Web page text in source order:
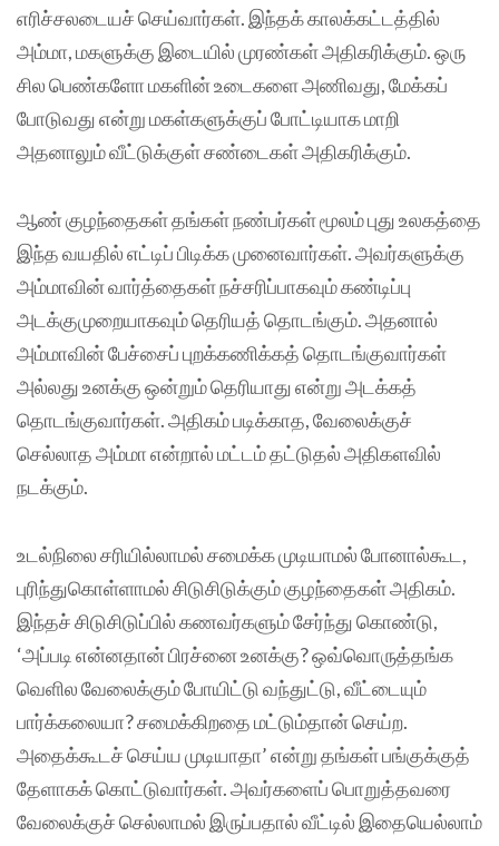
எரிச்சலடையச் செய்வார்கள். இந்தக் காலக்கட்டத்தில்
அம்மா, மகளுக்கு இடையில் முரண்கள் அதிகரிக்கும். ஒரு
சில பெண்களோ மகளின் உடைகளை அணிவது, மேக்கப்
போடுவது என்று மகள்களுக்குப் போட்டியாக மாறி
அதனாலும் வீட்டுக்குள் சண்டைகள் அதிகரிக்கும்.
ஆண் குழந்தைகள் தங்கள் நண்பர்கள் மூலம் புது உலகத்தை
இந்த வயதில் எட்டிப் பிடிக்க முனைவார்கள். அவர்களுக்கு
அம்மாவின் வார்த்தைகள் நச்சரிப்பாகவும் கண்டிப்பு
அடக்குமுறையாகவும் தெரியத் தொடங்கும். அதனால்
அம்மாவின் பேச்சைப் புறக்கணிக்கத் தொடங்குவார்கள்
அல்லது உனக்கு ஒன்றும் தெரியாது என்று அடக்கத்
தொடங்குவார்கள். அதிகம் படிக்காத, வேலைக்குச்
செல்லாத அம்மா என்றால் மட்டம் தட்டுதல் அதிகளவில்
நடக்கும்.
உடல்நிலை சரியில்லாமல் சமைக்க முடியாமல் போனால்கூட,
புரிந்துகொள்ளாமல் சிடுசிடுக்கும் குழந்தைகள் அதிகம்.
இந்தச் சிடுசிடுப்பில் கணவர்களும் சேர்ந்து கொண்டு,
‘அப்படி என்னதான் பிரச்னை உனக்கு? ஒவ்வொருத்தங்க
வெளில வேலைக்கும் போயிட்டு வந்துட்டு, வீட்டையும்
பார்க்கலையா? சமைக்கிறதை மட்டும்தான் செய்ற.
அதைக்கூடச் செய்ய முடியாதா’ என்று தங்கள் பங்குக்குத்
தேளாகக் கொட்டுவார்கள். அவர்களைப் பொறுத்தவரை
வேலைக்குச் செல்லாமல் இருப்பதால் வீட்டில் இதையெல்லாம்